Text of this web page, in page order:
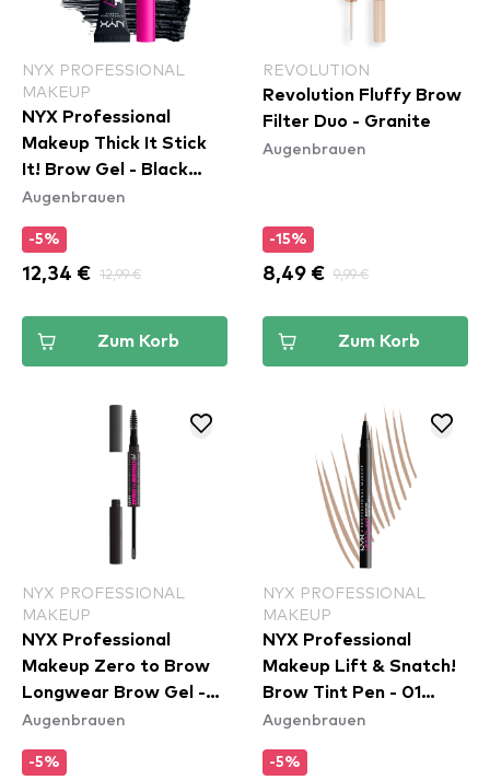
NYX PROFESSIONAL
MAKEUP
NYX Professional
Makeup Thick It Stick
It! Brow Gel - Black
(TISI08)
Augenbrauen
-5%
12,34 € 12,99 €
Zum Korb
REVOLUTION
Revolution Fluffy Brow
Filter Duo - Granite
Augenbrauen
-15%
8,49 € 9,99 €
Zum Korb
NYX PROFESSIONAL
MAKEUP
NYX Professional
Makeup Zero to Brow
Longwear Brow Gel -
Black (ZTBG08)
Augenbrauen
-5%
NYX PROFESSIONAL
MAKEUP
NYX Professional
Makeup Lift & Snatch!
Brow Tint Pen - 01
Blonde (LAS01)
Augenbrauen
-5%